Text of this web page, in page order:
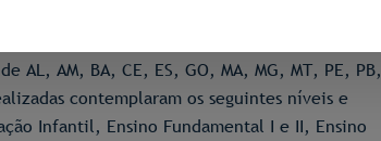
de covid-19 na trajetória escolar de
recebidas 65 propostas de todas as
AL, AM, BA, CE, ES, GO, MA, MG, MT, PE, PB,
contemplaram os seguintes níveis e
Infantil, Ensino Fundamental I e II, Ensino